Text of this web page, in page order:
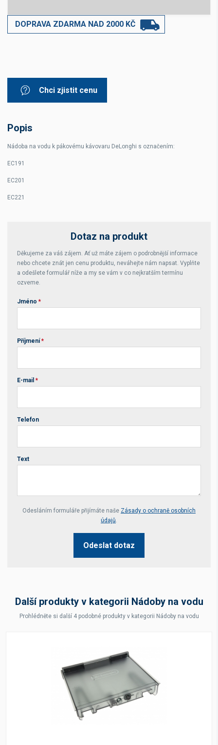
DOPRAVA ZDARMA NAD 2000 KČ
Chci zjistit cenu
Popis
Nádoba na vodu k pákovému kávovaru DeLonghi s označením:
EC191
EC201
EC221
Dotaz na produkt
Děkujeme za váš zájem. Ať už máte zájem o podrobnější informace
nebo chcete znát jen cenu produktu, neváhejte nám napsat. Vyplňte
a odešlete formulář níže a my se vám v co nejkratším termínu
ozveme.
Jméno *
Příjmení *
E-mail *
Telefon
Text
Your website *
Odesláním formuláře přijímáte naše Zásady o ochraně osobních
údajů.
Odeslat dotaz
Další produkty v kategorii Nádoby na vodu
Prohlédněte si další 4 podobné produkty v kategorii Nádoby na vodu